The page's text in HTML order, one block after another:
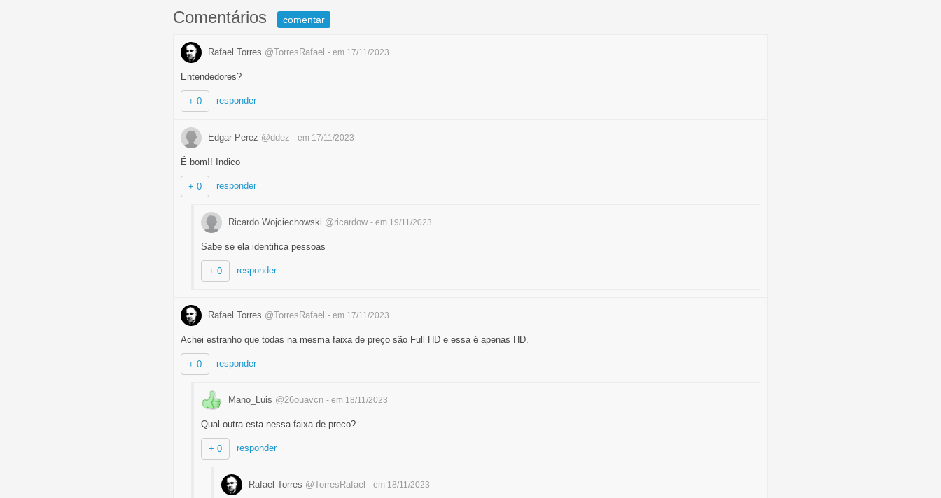
Comentários comentar
Rafael Torres @TorresRafael - em 17/11/2023
Entendedores?
+ 0 responder
Edgar Perez @ddez - em 17/11/2023
É bom!! Indico
+ 0 responder
Ricardo Wojciechowski @ricardow - em 19/11/2023
Sabe se ela identifica pessoas
+ 0 responder
Rafael Torres @TorresRafael - em 17/11/2023
Achei estranho que todas na mesma faixa de preço são Full HD e essa é apenas HD.
+ 0 responder
Mano_Luis @26ouavcn - em 18/11/2023
Qual outra esta nessa faixa de preco?
+ 0 responder
Rafael Torres @TorresRafael - em 18/11/2023